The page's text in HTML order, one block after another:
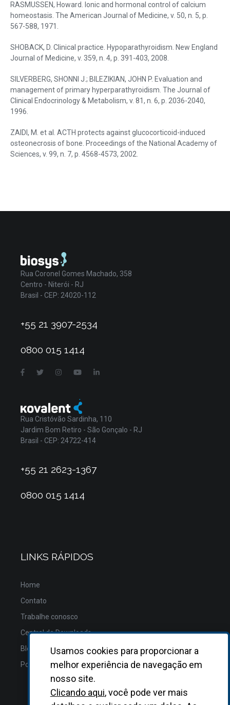
RASMUSSEN, Howard. Ionic and hormonal control of calcium
homeostasis. The American Journal of Medicine, v. 50, n. 5, p.
567-588, 1971.
SHOBACK, D. Clinical practice. Hypoparathyroidism. New England
Journal of Medicine, v. 359, n. 4, p. 391-403, 2008.
SILVERBERG, SHONNI J.; BILEZIKIAN, JOHN P. Evaluation and
management of primary hyperparathyroidism. The Journal of
Clinical Endocrinology & Metabolism, v. 81, n. 6, p. 2036-2040,
1996.
ZAIDI, M. et al. ACTH protects against glucocorticoid-induced
osteonecrosis of bone. Proceedings of the National Academy of
Sciences, v. 99, n. 7, p. 4568-4573, 2002.
Rua Coronel Gomes Machado, 358
Centro - Niterói - RJ
Brasil - CEP: 24020-112
+55 21 3907-2534
0800 015 1414
Rua Cristóvão Sardinha, 110
Jardim Bom Retiro - São Gonçalo - RJ
Brasil - CEP: 24722-414
+55 21 2623-1367
0800 015 1414
LINKS RÁPIDOS
Home
Contato
Trabalhe conosco
Central de Downloads
Blog
Política de Privacidade
Usamos cookies para proporcionar a
melhor experiência de navegação em
nosso site.
Clicando aqui, você pode ver mais